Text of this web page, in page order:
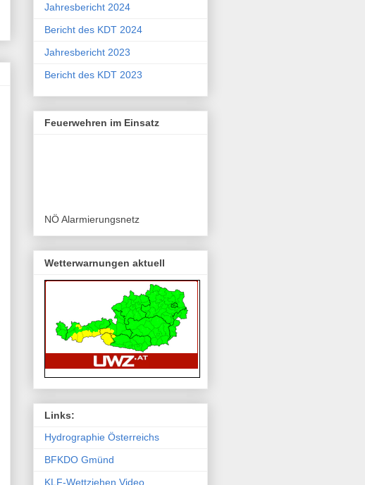
Jahresbericht 2024
Bericht des KDT 2024
Jahresbericht 2023
Bericht des KDT 2023
Feuerwehren im Einsatz
NÖ Alarmierungsnetz
Wetterwarnungen aktuell
Links:
Hydro­graphie Österreichs
BFKDO Gmünd
KLF-Wettziehen Video